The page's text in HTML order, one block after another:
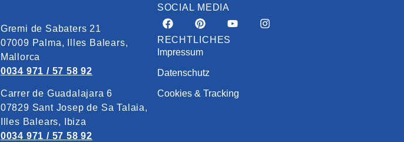
Gremi de Sabaters 21
07009 Palma, Illes Balears,
Mallorca
0034 971 / 57 58 92
Carrer de Guadalajara 6
07829‎ Sant Josep de Sa Talaia,
Illes Balears, Ibiza
0034 971 / 57 58 92
SOCIAL MEDIA
RECHTLICHES
Impressum
Datenschutz
Cookies & Tracking